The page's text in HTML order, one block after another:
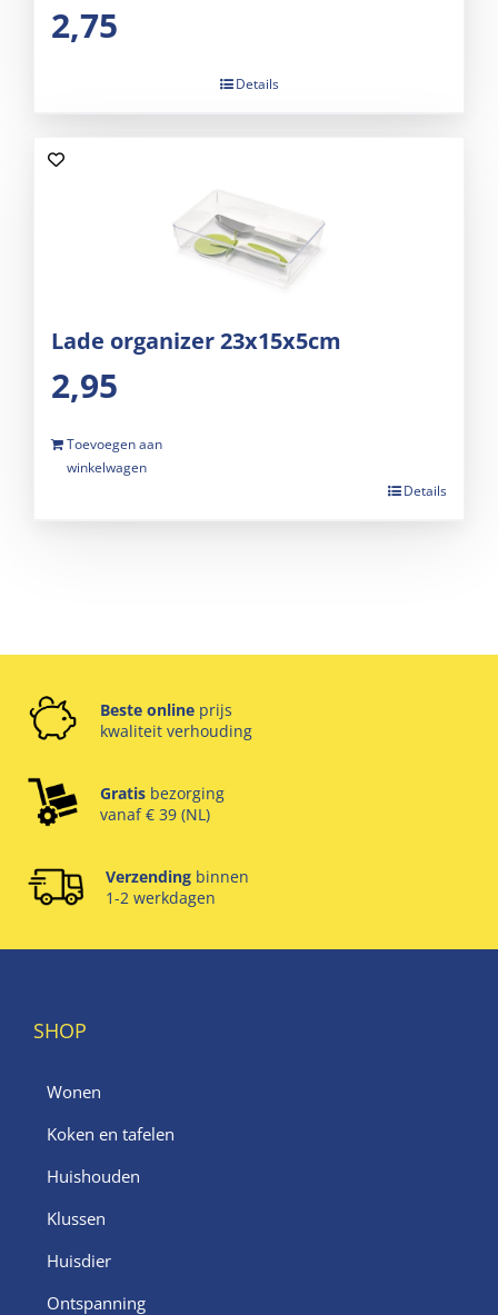
2,75
Details
Lade organizer 23x15x5cm
2,95
Toevoegen aan
winkelwagen
Details
Beste online prijs
kwaliteit verhouding
Gratis bezorging
vanaf € 39 (NL)
Verzending binnen
1-2 werkdagen
SHOP
Wonen
Koken en tafelen
Huishouden
Klussen
Huisdier
Ontspanning